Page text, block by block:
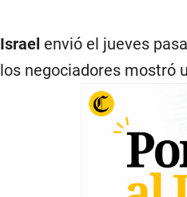
Israel envió el jueves
los negociadores mostró